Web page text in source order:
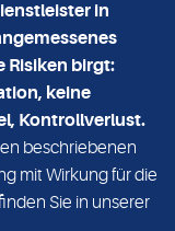
in
Risiken birgt:
keine
Kontrollverlust.
beschriebenen
mit Wirkung für die
Sie in unserer